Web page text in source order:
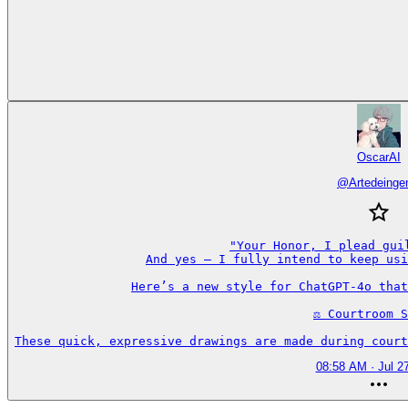
OscarAI
@
"Your Honor, I plead
And yes — I fully intend to keep
Here’s a new style for ChatGPT-4o
⚖️ Courtroom
These quick, expressive drawings are made during
08:58 AM · Jul